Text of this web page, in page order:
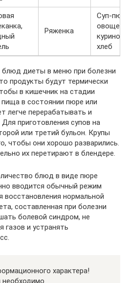
Ряженка
Суп-
овощей и
куриной
хлеб
блюд диеты в меню при болезни
продукты будут термически
в кишечник на стадии
в состоянии пюре или
легче перерабатывать и
приготовления супов на
или третий бульон. Крупы
чтобы они хорошо разварились.
их перетирают в блендере.
блюд в виде пюре
вводится обычный режим
восстановления нормальной
составленная при болезни
болевой синдром, не
газов и устранять
характера!
необходимо